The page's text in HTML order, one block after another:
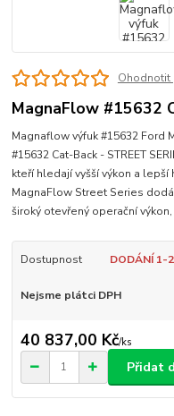
Ohodnotit
MagnaFlow #15632
Magnaflow výfuk #15632 Ford
#15632 Cat-Back - STREET
kteří hledají vyšší výkon a
MagnaFlow Street Series
široký otevřený operační výkon,
Dostupnost DODÁNÍ 1-
Nejsme plátci DPH
40 837,00 Kč/ks
Přidat